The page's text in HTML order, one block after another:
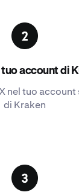
tuo account di
nel tuo account
di Kraken